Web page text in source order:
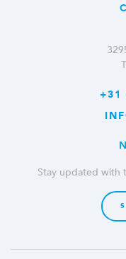
+31
Stay updated with